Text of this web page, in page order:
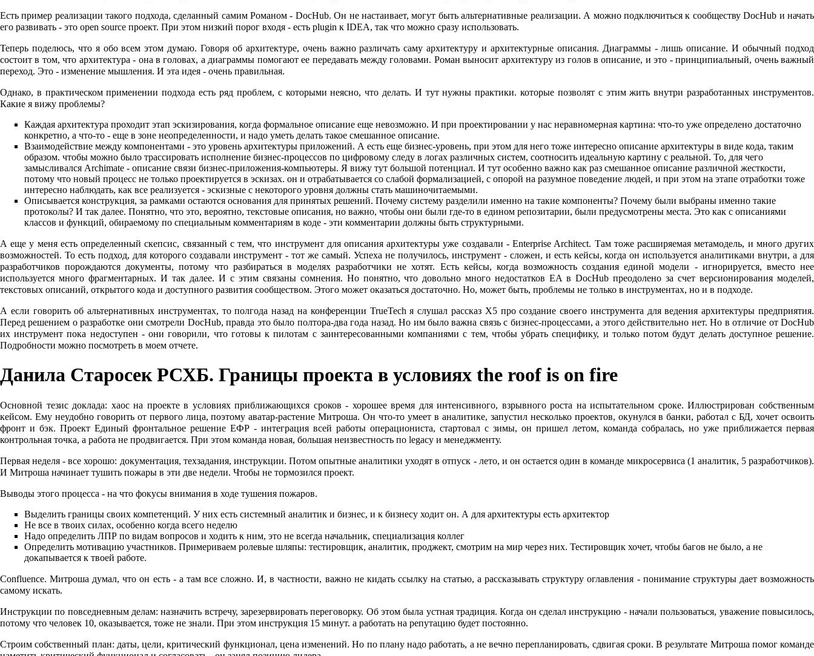
Есть пример реализации такого подхода, сделанный самим Романом - DocHub. Он не настаивает, могут быть альтернативные реализации. А можно подключиться к сообществу DocHub и начать
его развивать - это open source проект. При этом низкий порог входя - есть plugin к IDEA, так что можно сразу использовать.
Теперь поделюсь, что я обо всем этом думаю. Говоря об архитектуре, очень важно различать саму архитектуру и архитектурные описания. Диаграммы - лишь описание. И обычный подход
состоит в том, что архитектура - она в головах, а диаграммы помогают ее передавать между головами. Роман выносит архитектуру из голов в описание, и это - принципиальный, очень важный
переход. Это - изменение мышления. И эта идея - очень правильная.
Однако, в практическом применении подхода есть ряд проблем, с которыми неясно, что делать. И тут нужны практики. которые позволят с этим жить внутри разработанных инструментов.
Какие я вижу проблемы?
Каждая архитектура проходит этап эскизирования, когда формальное описание еще невозможно. И при проектировании у нас неравномерная картина: что-то уже определено достаточно
конкретно, а что-то - еще в зоне неопределенности, и надо уметь делать такое смешанное описание.
Взаимодействие между компонентами - это уровень архитектуры приложений. А есть еще бизнес-уровень, при этом для него тоже интересно описание архитектуры в виде кода, таким
образом. чтобы можно было трассировать исполнение бизнес-процессов по цифровому следу в логах различных систем, соотносить идеальную картину с реальной. То, для чего
замысливался Archimate - описание связи бизнес-приложения-компьютеры. Я вижу тут большой потенциал. И тут особенно важно как раз смешанное описание различной жесткости,
потому что новый процесс не только проектируется в эскизах. он и отрабатывается со слабой формализацией, с опорой на разумное поведение людей, и при этом на этапе отработки тоже
интересно наблюдать, как все реализуется - эскизные с некоторого уровня должны стать машиночитаемыми.
Описывается конструкция, за рамками остаются основания для принятых решений. Почему систему разделили именно на такие компоненты? Почему были выбраны именно такие
протоколы? И так далее. Понятно, что это, вероятно, текстовые описания, но важно, чтобы они были где-то в едином репозитарии, были предусмотрены места. Это как с описаниями
классов и функций, обираемому по специальным комментариям в коде - эти комментарии должны быть структурными.
А еще у меня есть определенный скепсис, связанный с тем, что инструмент для описания архитектуры уже создавали - Enterprise Architect. Там тоже расширяемая метамодель, и много других
возможностей. То есть подход, для которого создавали инструмент - тот же самый. Успеха не получилось, инструмент - сложен, и есть кейсы, когда он используется аналитиками внутри, а для
разработчиков порождаются документы, потому что разбираться в моделях разработчики не хотят. Есть кейсы, когда возможность создания единой модели - игнорируется, вместо нее
используется много фрагментарных. И так далее. И с этим связаны сомнения. Но понятно, что довольно много недостатков EA в DocHub преодолено за счет версионирования моделей,
текстовых описаний, открытого кода и доступного развития сообществом. Этого может оказаться достаточно. Но, может быть, проблемы не только в инструментах, но и в подходе.
А если говорить об альтернативных инструментах, то полгода назад на конференции TrueTech я слушал рассказ X5 про создание своего инструмента для ведения архитектуры предприятия.
Перед решением о разработке они смотрели DocHub, правда это было полтора-два года назад. Но им было важна связь с бизнес-процессами, а этого действительно нет. Но в отличие от DocHub
их инструмент пока недоступен - они говорили, что готовы к пилотам с заинтересованными компаниями с тем, чтобы убрать специфику, и только потом будут делать доступное решение.
Подробности можно посмотреть в моем отчете.
Данила Старосек РСХБ. Границы проекта в условиях the roof is on fire
Основной тезис доклада: хаос на проекте в условиях приближающихся сроков - хорошее время для интенсивного, взрывного роста на испытательном сроке. Иллюстрирован собственным
кейсом. Ему неудобно говорить от первого лица, поэтому аватар-растение Митроша. Он что-то умеет в аналитике, запустил несколько проектов, окунулся в банки, работал с БД, хочет освоить
фронт и бэк. Проект Единый фронтальное решение ЕФР - интеграция всей работы операциониста, стартовал с зимы, он пришел летом, команда собралась, но уже приближается первая
контрольная точка, а работа не продвигается. При этом команда новая, большая неизвестность по legacy и менеджменту.
Первая неделя - все хорошо: документация, техзадания, инструкции. Потом опытные аналитики уходят в отпуск - лето, и он остается один в команде микросервиса (1 аналитик, 5 разработчиков).
И Митроша начинает тушить пожары в эти две недели. Чтобы не тормозился проект.
Выводы этого процесса - на что фокусы внимания в ходе тушения пожаров.
Выделить границы своих компетенций. У них есть системный аналитик и бизнес, и к бизнесу ходит он. А для архитектуры есть архитектор
Не все в твоих силах, особенно когда всего неделю
Надо определить ЛПР по видам вопросов и ходить к ним, это не всегда начальник, специализация коллег
Определить мотивацию участников. Примериваем ролевые шляпы: тестировщик, аналитик, проджект, смотрим на мир через них. Тестировщик хочет, чтобы багов не было, а не
докапывается к твоей работе.
Confluence. Митроша думал, что он есть - а там все сложно. И, в частности, важно не кидать ссылку на статью, а рассказывать структуру оглавления - понимание структуры дает возможность
самому искать.
Инструкции по повседневным делам: назначить встречу, зарезервировать переговорку. Об этом была устная традиция. Когда он сделал инструкцию - начали пользоваться, уважение повысилось,
потому что человек 10, оказывается, тоже не знали. При этом инструкция 15 минут. а работать на репутацию будет постоянно.
Строим собственный план: даты, цели, критический функционал, цена изменений. Но по плану надо работать, а не вечно перепланировать, сдвигая сроки. В результате Митроша помог команде